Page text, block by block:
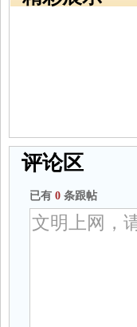
评论区
已有 0 条跟帖